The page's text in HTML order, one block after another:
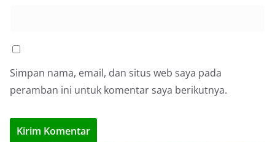
Simpan nama, email, dan situs web saya pada
peramban ini untuk komentar saya berikutnya.